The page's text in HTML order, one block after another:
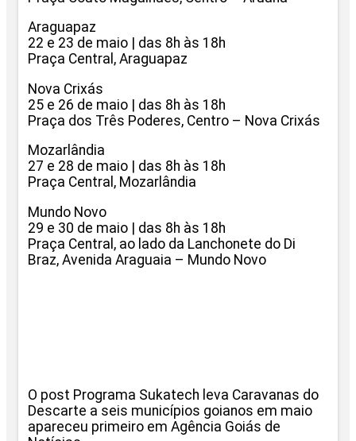
Araguapaz
22 e 23 de maio | das 8h às 18h
Praça Central, Araguapaz
Nova Crixás
25 e 26 de maio | das 8h às 18h
Praça dos Três Poderes, Centro – Nova Crixás
Mozarlândia
27 e 28 de maio | das 8h às 18h
Praça Central, Mozarlândia
Mundo Novo
29 e 30 de maio | das 8h às 18h
Praça Central, ao lado da Lanchonete do Di
Braz, Avenida Araguaia – Mundo Novo
O post Programa Sukatech leva Caravanas do
Descarte a seis municípios goianos em maio
apareceu primeiro em Agência Goiás de